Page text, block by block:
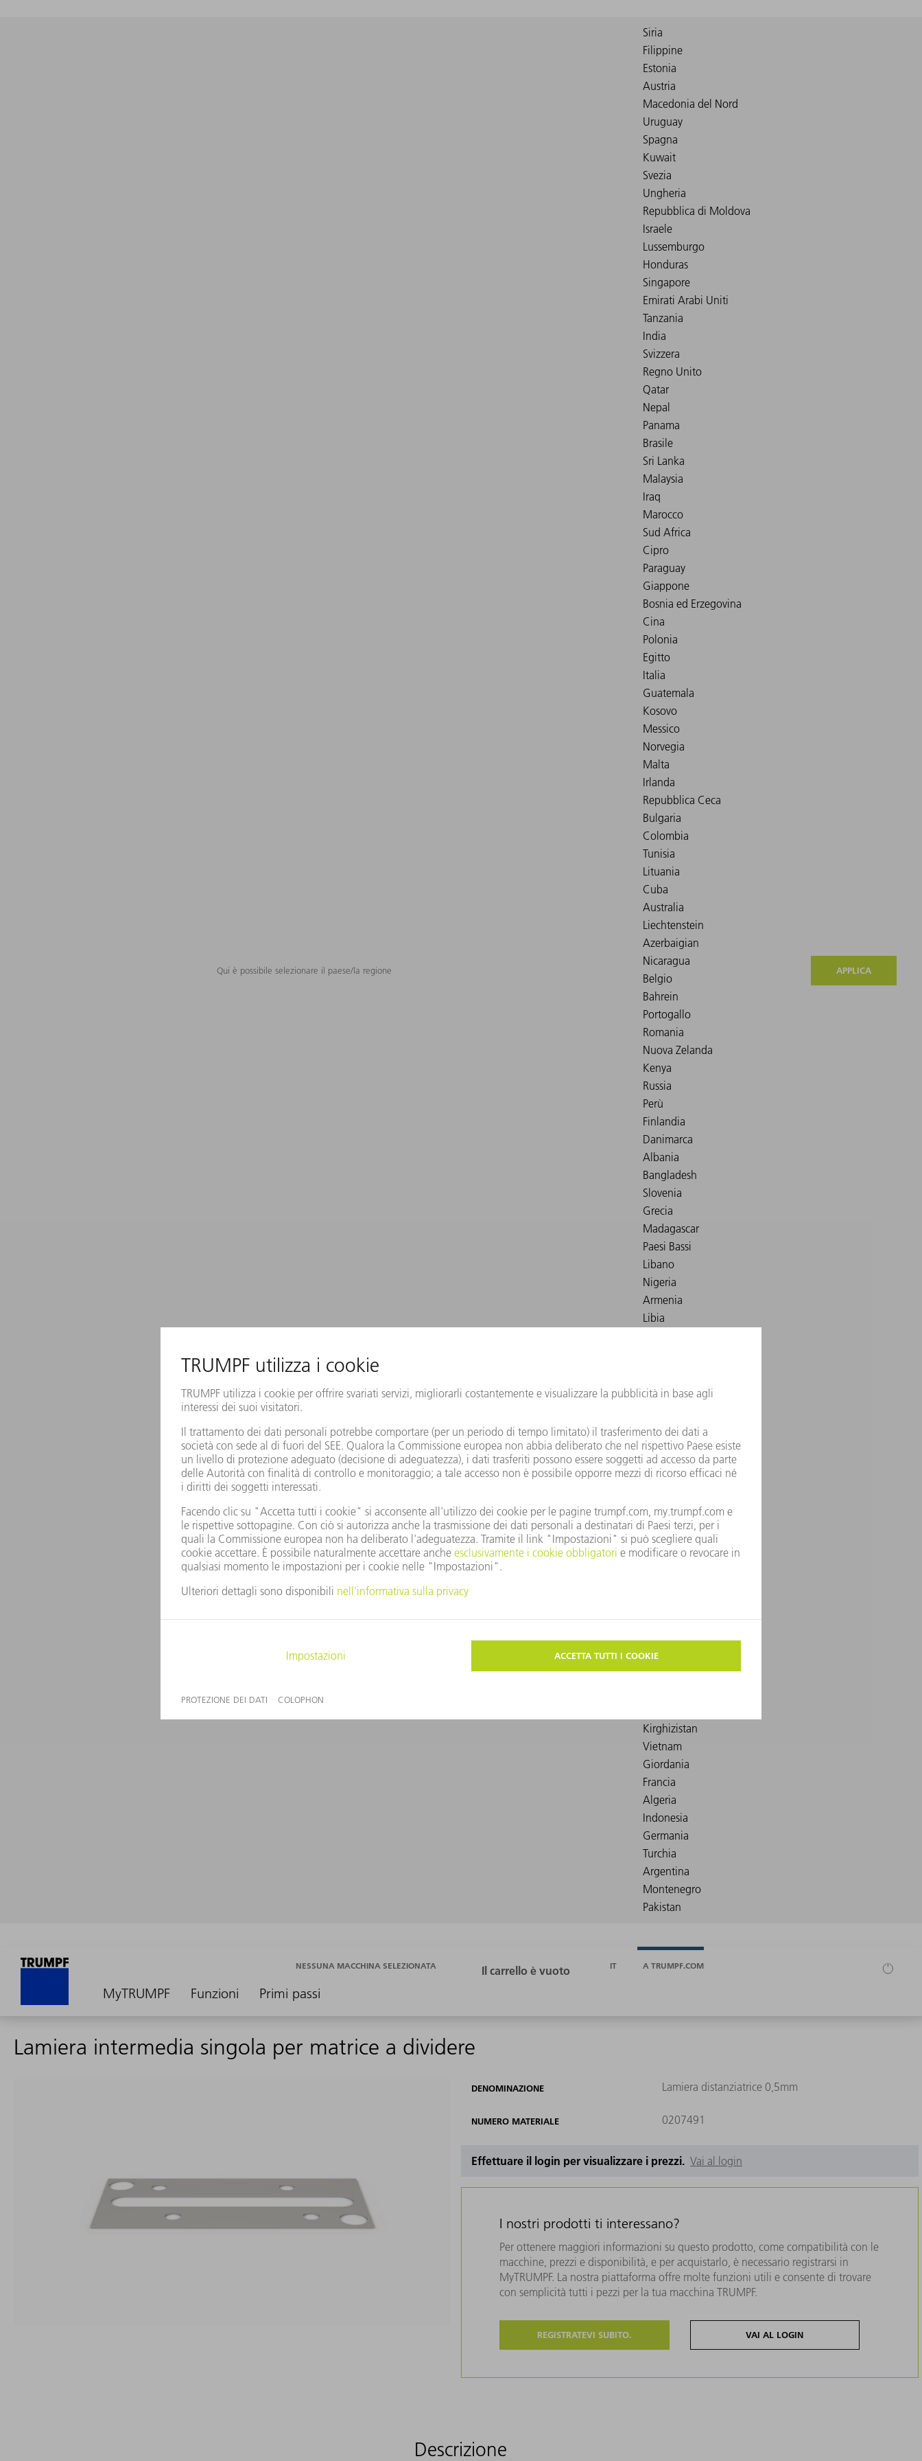
Qui è possibile selezionare il paese/la regione APPLICA
MyTRUMPF Funzioni Primi passi
NESSUNA MACCHINA SELEZIONATA IT A TRUMPF.COM
Lamiera intermedia singola per matrice a dividere
DENOMINAZIONE Lamiera distanziatrice 0,5mm
NUMERO MATERIALE 0207491
Effettuare il login per visualizzare i prezzi. Vai al login
I nostri prodotti ti interessano?
Per ottenere maggiori informazioni su questo prodotto, come compatibilità con le
macchine, prezzi e disponibilità, e per acquistarlo, è necessario registrarsi in
MyTRUMPF. La nostra piattaforma offre molte funzioni utili e consente di trovare
con semplicità tutti i pezzi per la tua macchina TRUMPF.
REGISTRATEVI SUBITO. VAI AL LOGIN
Descrizione